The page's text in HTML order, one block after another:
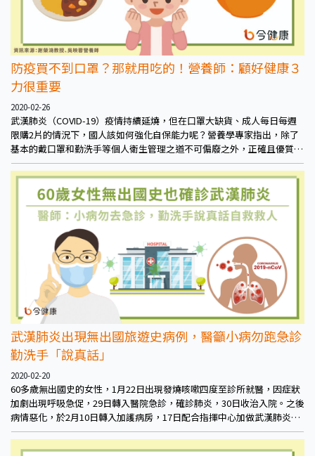
防疫買不到口罩？那就用吃的！營養師：顧好健康３
力很重要
2020-02-26
武漢肺炎（COVID-19）疫情持續延燒，但在口罩大缺貨、成人每日每週
限購2片的情況下，國人該如何強化自保能力呢？營養學專家指出，除了
基本的戴口罩和勤洗手等個人衛生管理之道不可偏廢之外，正確且優質的
飲食習慣有助維持「健康3力」，發揮「吃的口罩」效果，讓自身的防疫
能力更完善！
武漢肺炎出現無出國旅遊史病例，醫籲小病勿跑急診
勤洗手「說真話」
2020-02-20
60多歲無出國史的女性，1月22日出現發燒咳嗽四度至診所就醫，因症狀
加劇出現呼吸急促，29日轉入醫院急診，確診肺炎，30日收治入院。之後
病情惡化，於2月10日轉入加護病房，17日配合指揮中心加做武漢肺炎篩
檢